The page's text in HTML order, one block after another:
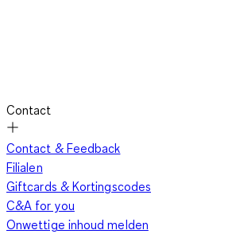
Contact
Contact & Feedback
Filialen
Giftcards & Kortingscodes
C&A for you
Onwettige inhoud melden